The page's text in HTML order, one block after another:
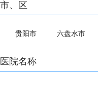
市、区
贵阳市 六盘水市
医院名称